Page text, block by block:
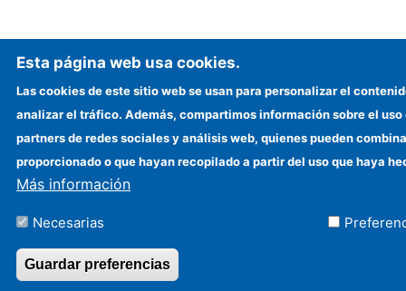
Esta página web usa cookies.
Las cookies de este sitio web se usan para personalizar el
analizar el tráfico. Además, compartimos información sobre el
partners de redes sociales y análisis web, quienes pueden
proporcionado o que hayan recopilado a partir del uso que haya
Más información
Necesarias
Guardar preferencias